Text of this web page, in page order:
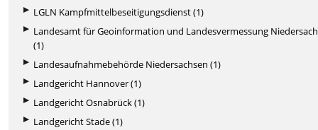
LGLN Kampfmittelbeseitigungsdienst (1)
Landesamt für Geoinformation und Landesvermessung
(1)
Landesaufnahmebehörde Niedersachsen (1)
Landgericht Hannover (1)
Landgericht Osnabrück (1)
Landgericht Stade (1)